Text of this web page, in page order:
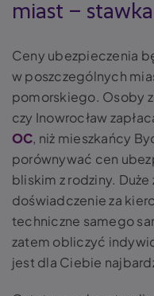
miast –
Ceny ubezpieczenia
w poszczególnych
pomorskiego. Osoby
czy Inowrocław
OC, niż mieszkańcy
porównywać cen
bliskim z rodziny.
doświadczenie za
techniczne samego
zatem obliczyć
jest dla Ciebie